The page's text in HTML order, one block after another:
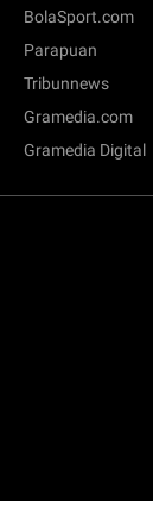
BolaSport.com
Parapuan
Tribunnews
Gramedia.com
Gramedia Digital